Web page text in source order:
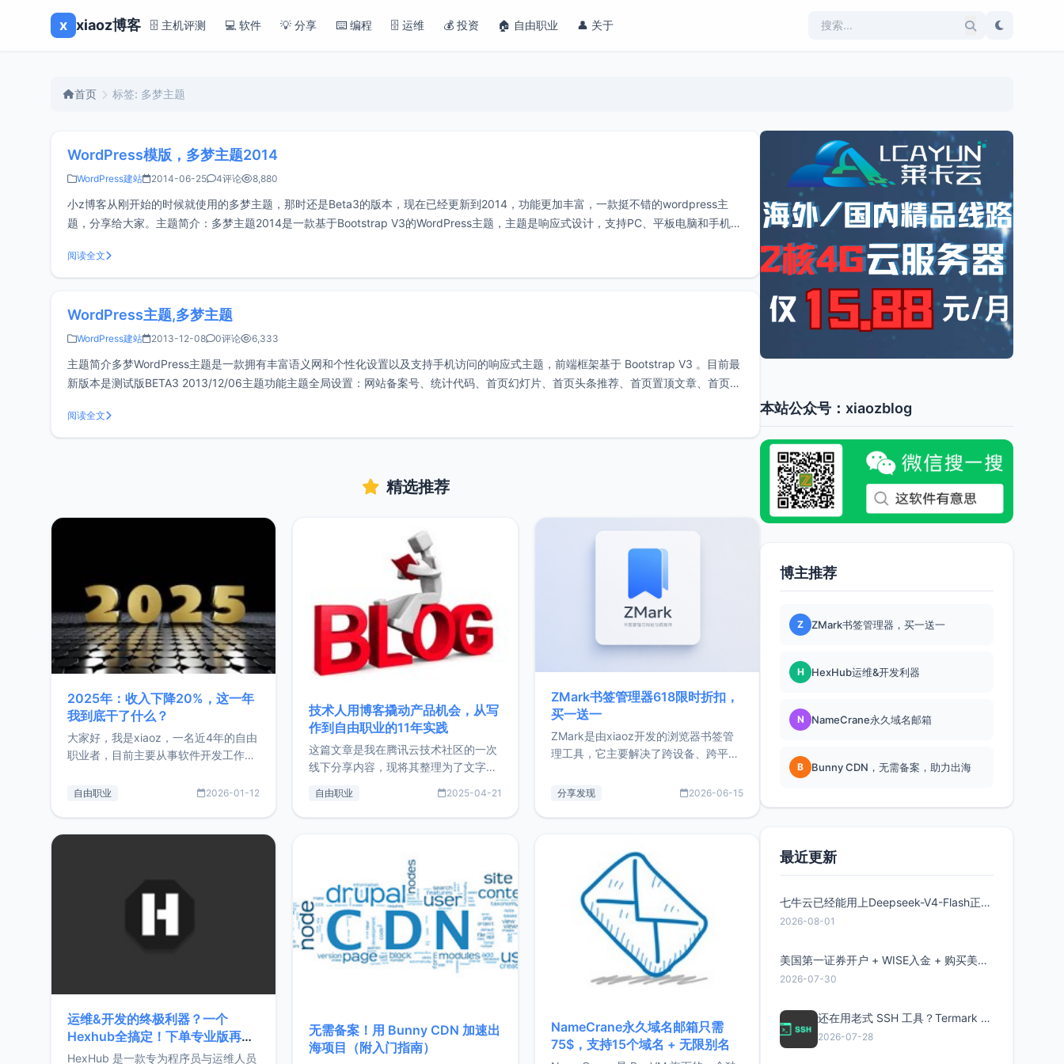
x xiaoz博客 🗄️ 主机评测 💻 软件 💡 分享 ⌨️ 编程 🗄️ 运维 💰 投资 🏠 自由职业 👤 关于
首页 标签: 多梦主题
WordPress模版，多梦主题2014
WordPress建站 2014-06-25 4评论 8,880
小z博客从刚开始的时候就使用的多梦主题，那时还是Beta3的版本，现在已经更新到2014，功能更加丰富，一款挺不错的wordpress主
题，分享给大家。主题简介：多梦主题2014是一款基于Bootstrap V3的WordPress主题，主题是响应式设计，支持PC、平板电脑和手机多
阅读全文
WordPress主题,多梦主题
WordPress建站 2013-12-08 0评论 6,333
主题简介多梦WordPress主题是一款拥有丰富语义网和个性化设置以及支持手机访问的响应式主题，前端框架基于 Bootstrap V3 。目前最
新版本是测试版BETA3 2013/12/06主题功能主题全局设置：网站备案号、统计代码、首页幻灯片、首页头条推荐、首页置顶文章、首页分
阅读全文
精选推荐
2025年：收入下降20%，这一年
我到底干了什么？
大家好，我是xiaoz，一名近4年的自由
职业者，目前主要从事软件开发工作。
的总结，内容主要包括：工作、学习、
自由职业 2026-01-12
技术人用博客撬动产品机会，从写
作到自由职业的11年实践
这篇文章是我在腾讯云技术社区的一次
线下分享内容，现将其整理为了文字
版，分享了写博客11年来的经历，以及
通过博客过渡到做产品和走向自由职业
的一个小故事。文中还首次公开了我的
前从事服务器运维相关工作，现在已经
转自由职业3年，目前
自由职业 2025-04-21
ZMark书签管理器618限时折扣，
买一送一
ZMark是由xiaoz开发的浏览器书签管
理工具，它主要解决了跨设备、跨平
做到一处部署、随处访问。同时，它还
量级： 使用Bun + Hono.js
分享发现 2026-06-15
运维&开发的终极利器？一个
Hexhub全搞定！下单专业版再赠
Zdir/OneNav授权
HexHub 是一款专为程序员与运维人员
无需备案！用 Bunny CDN 加速出
海项目（附入门指南）
NameCrane永久域名邮箱只需
75$，支持15个域名 + 无限别名
本站公众号：xiaozblog
博主推荐
Z ZMark书签管理器，买一送一
H HexHub运维&开发利器
N NameCrane永久域名邮箱
B Bunny CDN，无需备案，助力出海
最近更新
七牛云已经能用上Deepseek-V4-Flash正式版了，点此领取300万Token
2026-08-01
美国第一证券开户 + WISE入金 + 购买美股全流程分享
2026-07-30
还在用老式 SSH 工具？Termark 新一代跨平台智能SSH客户端了解一下
2026-07-28